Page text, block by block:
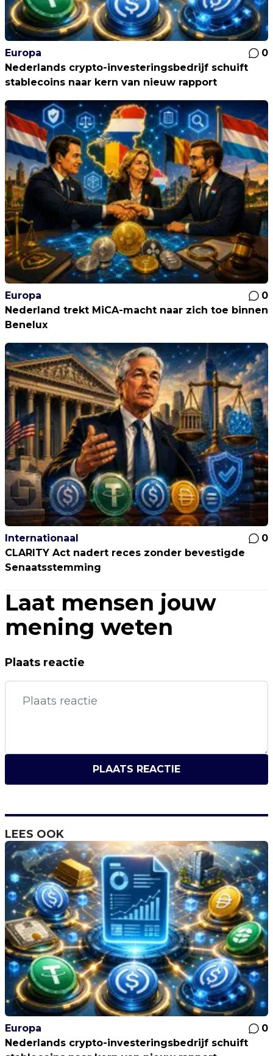
Europa
0
Nederlands crypto-investeringsbedrijf schuift
stablecoins naar kern van nieuw rapport
Europa
0
Nederland trekt MiCA-macht naar zich toe binnen
Benelux
Internationaal
0
CLARITY Act nadert reces zonder bevestigde
Senaatsstemming
Laat mensen jouw
mening weten
Plaats reactie
PLAATS REACTIE
LEES OOK
Europa
0
Nederlands crypto-investeringsbedrijf schuift